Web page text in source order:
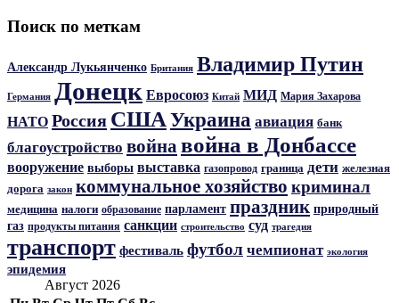
Поиск по меткам
Александр Лукьянченко Британия Владимир Путин
Германия Донецк Евросоюз Китай МИД Мария Захарова
НАТО Россия СШАУкраина авиация банк
благоустройство войнавойна в Донбассе
вооружение выборы выставка газопровод граница дети железная
дорога закон коммунальное хозяйство криминал
медицина налоги образование парламент праздник природный
газ продукты питания санкции строительство суд трагедия
транспорт фестиваль футбол чемпионат экология
эпидемия
Август 2026